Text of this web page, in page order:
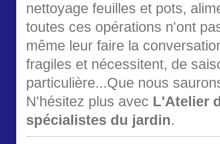
nettoyage feuilles et pots,
toutes ces opérations n'ont
même leur faire la
fragiles et nécessitent, de
particulière...Que nous
N'hésitez plus avec L'Atelier
spécialistes du jardin.